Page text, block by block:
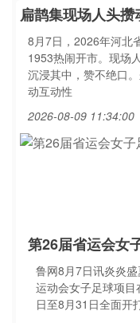
扁鹊集现场人头
8月7日，2026年河北
1953热闹开市。现场
沉浸其中，赞不绝口
动互动性
2026-08-09 11:34:00
第26届省运会女
鲁网8月7日讯炎炎
运动会女子足球项
日至8月31日全面开